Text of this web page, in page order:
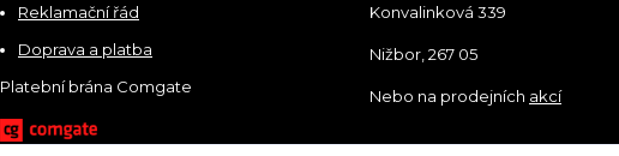
Reklamační řád
Doprava a platba
Platební brána Comgate
Konvalinková 339
Nižbor, 267 05
Nebo na prodejních akcí